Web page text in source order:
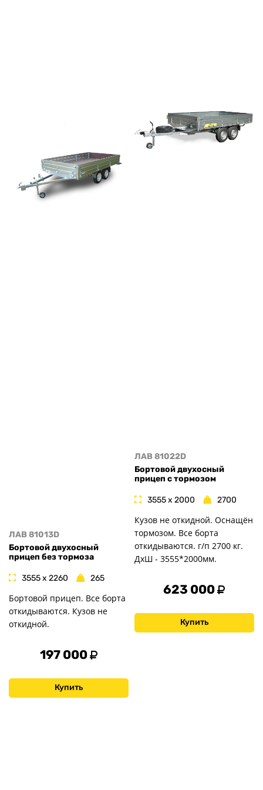
ЛАВ 81013D
Бортовой двухосный
прицеп без тормоза
3555 x 2260 265
Бортовой прицеп. Все борта
откидываются. Кузов не
откидной.
197 000
Купить
ЛАВ 81022D
Бортовой двухосный
прицеп с тормозом
3555 x 2000 2700
Кузов не откидной. Оснащён
тормозом. Все борта
откидываются. г/п 2700 кг.
ДxШ - 3555*2000мм.
623 000
Купить